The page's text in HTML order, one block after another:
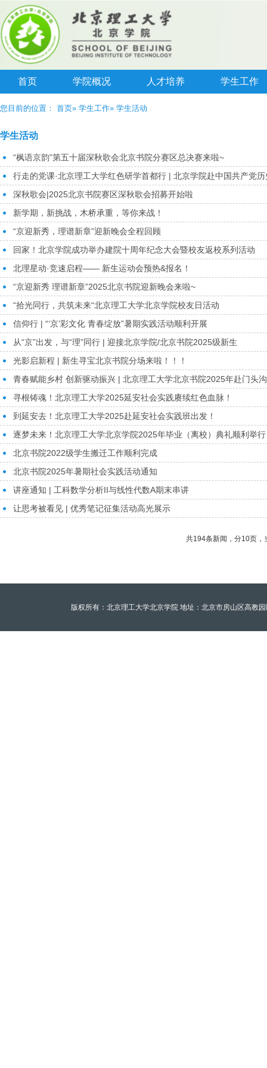
首页 学院概况 人才培养 学生工作
您目前的位置： 首页» 学生工作» 学生活动
学生活动
“枫语京韵”第五十届深秋歌会北京书院分赛区总决赛来啦~
行走的党课·北京理工大学红色研学首都行 | 北京学院赴中国共产党
深秋歌会|2025北京书院赛区深秋歌会招募开始啦
新学期，新挑战，木桥承重，等你来战！
“京迎新秀，理谱新章”迎新晚会全程回顾
回家！北京学院成功举办建院十周年纪念大会暨校友返校系列活动
北理星动·竞速启程—— 新生运动会预热&报名！
“京迎新秀 理谱新章”2025北京书院迎新晚会来啦~
“拾光同行，共筑未来“北京理工大学北京学院校友日活动
信仰行 | “‘京’彩文化 青春绽放”暑期实践活动顺利开展
从“京”出发，与“理”同行 | 迎接北京学院/北京书院2025级新生
光影启新程 | 新生寻宝北京书院分场来啦！！！
青春赋能乡村 创新驱动振兴 | 北京理工大学北京书院2025年赴门头
寻根铸魂！北京理工大学2025延安社会实践赓续红色血脉！
到延安去！北京理工大学2025赴延安社会实践班出发！
逐梦未来！北京理工大学北京学院2025年毕业（离校）典礼顺利举行
北京书院2022级学生搬迁工作顺利完成
北京书院2025年暑期社会实践活动通知
讲座通知 | 工科数学分析II与线性代数A期末串讲
让思考被看见 | 优秀笔记征集活动高光展示
共194条新闻，分10页，
版权所有：北京理工大学北京学院 地址：北京市房山区高教园